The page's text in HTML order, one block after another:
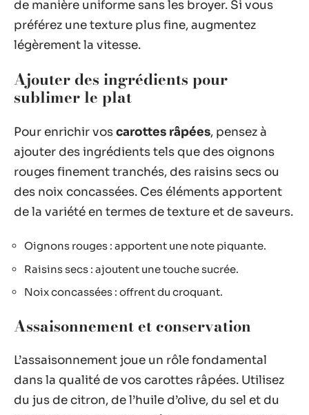
de manière uniforme sans les broyer. Si vous
préférez une texture plus fine, augmentez
légèrement la vitesse.
Ajouter des ingrédients pour
sublimer le plat
Pour enrichir voscarottes râpées, pensez à
ajouter des ingrédients tels que des oignons
rouges finement tranchés, des raisins secs ou
des noix concassées. Ces éléments apportent
de la variété en termes de texture et de saveurs.
Oignons rouges : apportent une note piquante.
Raisins secs : ajoutent une touche sucrée.
Noix concassées : offrent du croquant.
Assaisonnement et conservation
L’assaisonnement joue un rôle fondamental
dans la qualité de vos carottes râpées. Utilisez
du jus de citron, de l’huile d’olive, du sel et du